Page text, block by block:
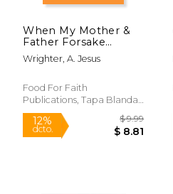
50% $ 64.86
When My Mother &
Father Forsake
Me...The Workbook:
Five G.R.A.C.E. Steps
Rejection & Hurts (en
Inglés)
Wrighter, A. Jesus
Food For Faith
Publications, Tapa Blanda,
Nuevo